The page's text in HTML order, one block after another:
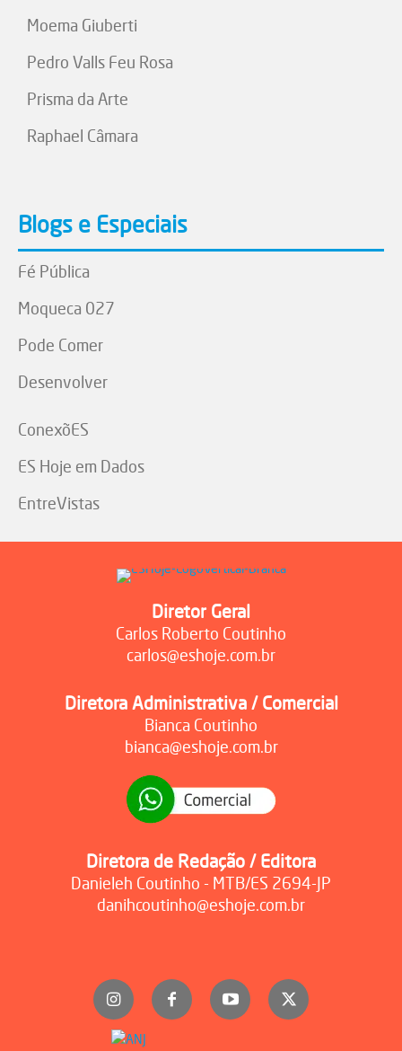
Moema Giuberti
Pedro Valls Feu Rosa
Prisma da Arte
Raphael Câmara
Blogs e Especiais
Fé Pública
Moqueca 027
Pode Comer
Desenvolver
ConexõES
ES Hoje em Dados
EntreVistas
Diretor Geral
Carlos Roberto Coutinho
carlos@eshoje.com.br
Diretora Administrativa / Comercial
Bianca Coutinho
bianca@eshoje.com.br
Diretora de Redação / Editora
Danieleh Coutinho - MTB/ES 2694-JP
danihcoutinho@eshoje.com.br